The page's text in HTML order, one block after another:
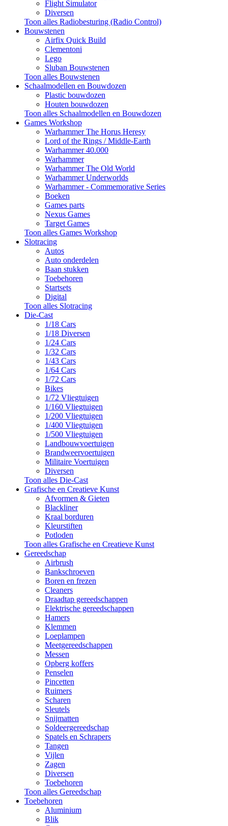
Flight Simulator
Diversen
Toon alles Radiobesturing (Radio Control)
Bouwstenen
Airfix Quick Build
Clementoni
Lego
Sluban Bouwstenen
Toon alles Bouwstenen
Schaalmodellen en Bouwdozen
Plastic bouwdozen
Houten bouwdozen
Toon alles Schaalmodellen en Bouwdozen
Games Workshop
Warhammer The Horus Heresy
Lord of the Rings / Middle-Earth
Warhammer 40.000
Warhammer
Warhammer The Old World
Warhammer Underworlds
Warhammer - Commemorative Series
Boeken
Games parts
Nexus Games
Target Games
Toon alles Games Workshop
Slotracing
Autos
Auto onderdelen
Baan stukken
Toebehoren
Startsets
Digital
Toon alles Slotracing
Die-Cast
1/18 Cars
1/18 Diversen
1/24 Cars
1/32 Cars
1/43 Cars
1/64 Cars
1/72 Cars
Bikes
1/72 Vliegtuigen
1/160 Vliegtuigen
1/200 Vliegtuigen
1/400 Vliegtuigen
1/500 Vliegtuigen
Landbouwvoertuigen
Brandweervoertuigen
Militaire Voertuigen
Diversen
Toon alles Die-Cast
Grafische en Creatieve Kunst
Afvormen & Gieten
Blackliner
Kraal borduren
Kleurstiften
Potloden
Toon alles Grafische en Creatieve Kunst
Gereedschap
Airbrush
Bankschroeven
Boren en frezen
Cleaners
Draadtap gereedschappen
Elektrische gereedschappen
Hamers
Klemmen
Loeplampen
Meetgereedschappen
Messen
Opberg koffers
Penselen
Pincetten
Ruimers
Scharen
Sleutels
Snijmatten
Soldeergereedschap
Spatels en Schrapers
Tangen
Vijlen
Zagen
Diversen
Toebehoren
Toon alles Gereedschap
Toebehoren
Aluminium
Blik